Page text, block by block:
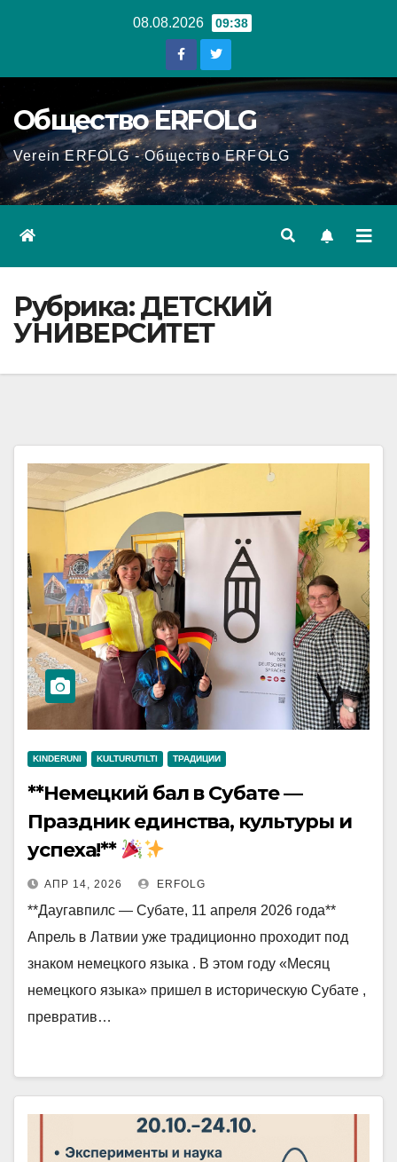
08.08.2026 09:38
Общество ERFOLG
Verein ERFOLG - Общество ERFOLG
Рубрика:ДЕТСКИЙ
УНИВЕРСИТЕТ
KINDERUNI KULTURUTILTI ТРАДИЦИИ
**Немецкий бал в Субате —
Праздник единства, культуры и
успеха!**
АПР 14, 2026 ERFOLG
**Даугавпилс — Субате, 11 апреля 2026 года**
Апрель в Латвии уже традиционно проходит под
знаком немецкого языка . В этом году «Месяц
немецкого языка» пришел в историческую Субате ,
превратив…